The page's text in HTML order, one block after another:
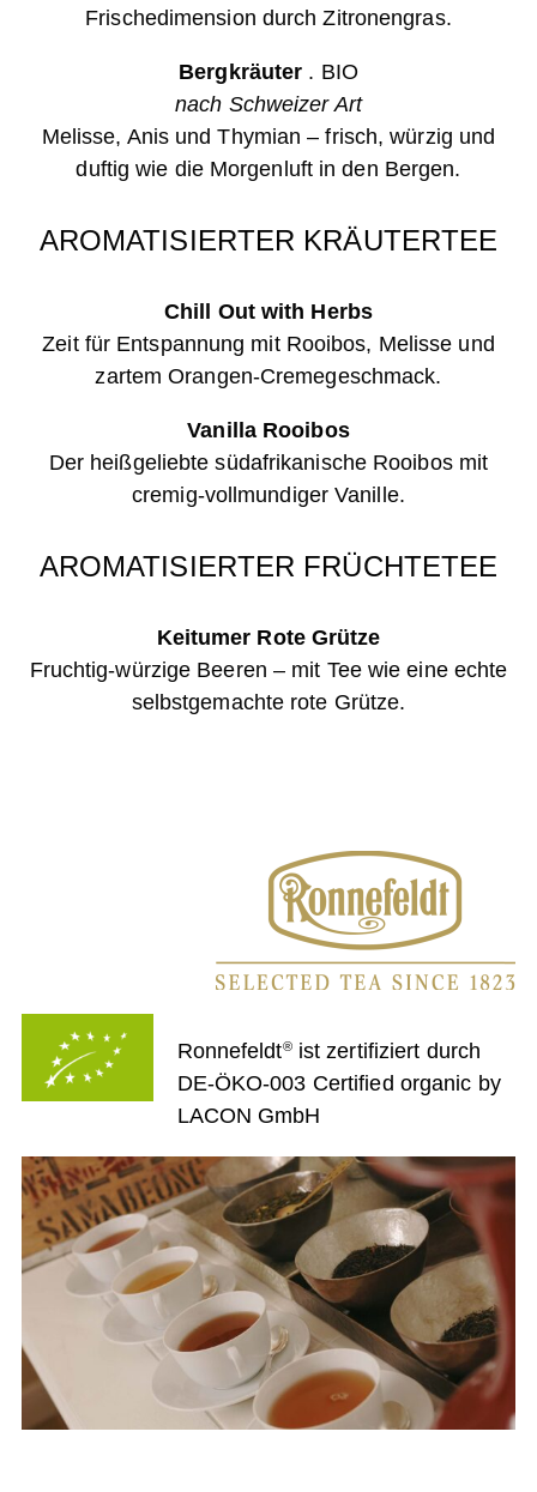
Frischedimension durch Zitronengras.
Bergkräuter . BIO
nach Schweizer Art
Melisse, Anis und Thymian – frisch, würzig und
duftig wie die Morgenluft in den Bergen.
AROMATISIERTER KRÄUTERTEE
Chill Out with Herbs
Zeit für Entspannung mit Rooibos, Melisse und
zartem Orangen-Cremegeschmack.
Vanilla Rooibos
Der heißgeliebte südafrikanische Rooibos mit
cremig-vollmundiger Vanille.
AROMATISIERTER FRÜCHTETEE
Keitumer Rote Grütze
Fruchtig-würzige Beeren – mit Tee wie eine echte
selbstgemachte rote Grütze.
Ronnefeldt®ist zertifiziert durch
DE-ÖKO-003 Certified organic by
LACON GmbH